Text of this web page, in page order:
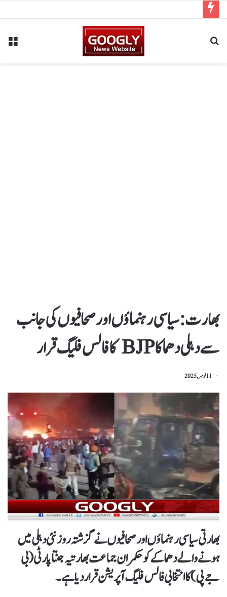
بھارت: سیاسی رہنماؤں اور صحافیوں کی جانب
سے دہلی دھماکا BJP کا فالس فلیگ قرار
11 نومبر, 2025
بھارتی سیاسی رہنماؤں اور صحافیوں نے گزشتہ روز نئی دہلی میں
ہونے والے دھماکے کو حکمران جماعت بھارتیہ جنتا پارٹی (بی
جے پی) کا انتخابی فالس فلیگ آپریشن قرار دیا ہے۔